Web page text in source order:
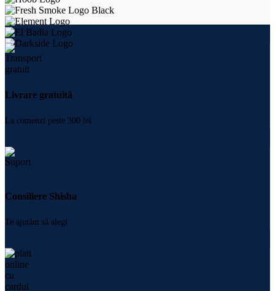
Livrare gratuită
La comenzi peste 300 lei
Consiliere Shisha
Te ajutăm să alegi